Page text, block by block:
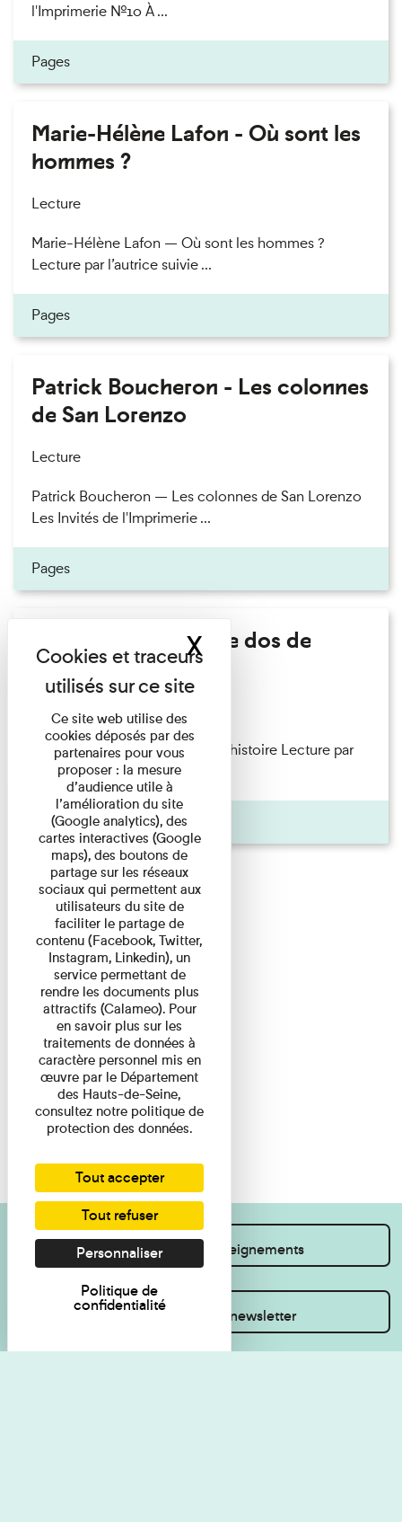
l'Imprimerie n°10 À ...
Pages
Marie-Hélène Lafon - Où sont les
hommes ?
Lecture
Marie-Hélène Lafon — Où sont les hommes ?
Lecture par l’autrice suivie ...
Pages
Patrick Boucheron - Les colonnes
de San Lorenzo
Lecture
Patrick Boucheron — Les colonnes de San Lorenzo
Les Invités de l'Imprimerie ...
Pages
Philippe Artières - Le dos de
l'histoire
Lecture
Philippe Artières — Le dos de l’histoire Lecture par
l’auteur accompagné de ...
Pages
Je souhaite des renseignements
Inscrivez-vous à la newsletter
Ce site web utilise des
cookies déposés par des
partenaires pour vous
proposer : la mesure
d’audience utile à
l’amélioration du site
(Google analytics), des
cartes interactives (Google
maps), des boutons de
partage sur les réseaux
sociaux qui permettent aux
utilisateurs du site de
faciliter le partage de
contenu (Facebook, Twitter,
Instagram, Linkedin), un
service permettant de
rendre les documents plus
attractifs (Calameo). Pour
en savoir plus sur les
traitements de données à
caractère personnel mis en
œuvre par le Département
des Hauts-de-Seine,
consultez notre politique de
protection des données.
Tout accepter
Tout refuser
Personnaliser
Politique de
confidentialité
XMasquer le